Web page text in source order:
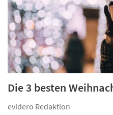
Die 3 besten
evidero Redaktion